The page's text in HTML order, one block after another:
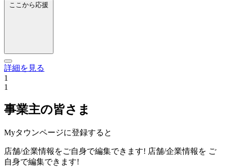
ここから応援
詳細を見る
1
1
事業主の皆さま
Myタウンページに登録すると
店舗/企業情報をご自身で編集できます! 店舗/企業情報を ご
自身で編集できます!